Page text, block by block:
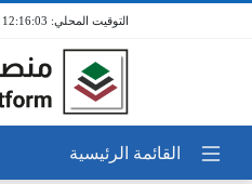
12:16:03 ص / 7 أغسطس 2026